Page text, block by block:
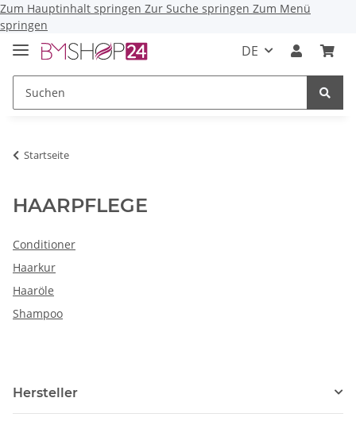
Zum Hauptinhalt springen Zur Suche springen Zum Menü
springen
DE
Startseite
HAARPFLEGE
Conditioner
Haarkur
Haaröle
Shampoo
Hersteller